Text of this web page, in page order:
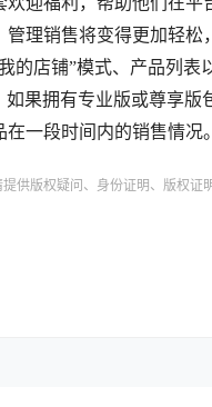
理销售将变得更加轻松
的店铺”模式、产品列表
果拥有专业版或尊享版
一段时间内的销售情况。
供版权疑问、身份证明、版权证